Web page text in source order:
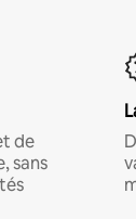
de
sans